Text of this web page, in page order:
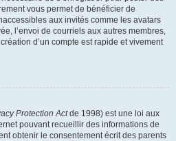
vous permet de bénéficier de
aux invités comme les avatars
l’envoi de courriels aux autres membres,
d’un compte est rapide et vivement
Protection Actde 1998) est une loi aux
pouvant recueillir des informations de
obtenir le consentement écrit des parents